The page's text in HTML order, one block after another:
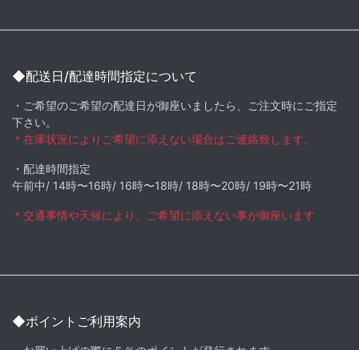
◆配送日/配達時間指定について
・ご希望のご希望の配達日が御座いましたら、ご注文時にご指定
下さい。
＊在庫状況によりご希望に添えない場合はご連絡致します。
・配達時間指定
午前中/ 14時〜16時/ 16時〜18時/ 18時〜20時/ 19時〜21時
＊交通事情や天候により、ご希望に添えない事が御座います
◆ポイントご利用案内